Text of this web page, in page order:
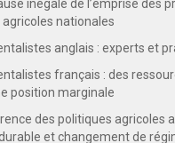
inégale de l’emprise des
nationales
anglais : experts et
français : des
position marginale
des politiques agricoles
et changement de